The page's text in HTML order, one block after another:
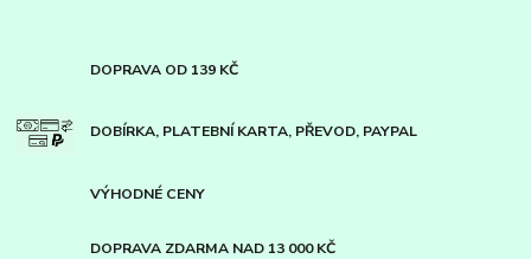
DOPRAVA OD 139 KČ
DOBÍRKA, PLATEBNÍ KARTA, PŘEVOD, PAYPAL
VÝHODNÉ CENY
DOPRAVA ZDARMA NAD 13 000 KČ